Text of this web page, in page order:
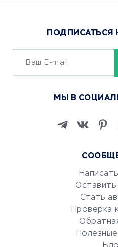
Сервисы доставки
ОБУЧЕНИЕ И РАБОТА
Изучение иностранных
Маркетинг и продажи
Репетиторство
Красота и здоровье
Сервисы по поиску
Сетевой маркетинг
Стать
Проверка
ПОДПИСАТЬСЯ
МЫ В